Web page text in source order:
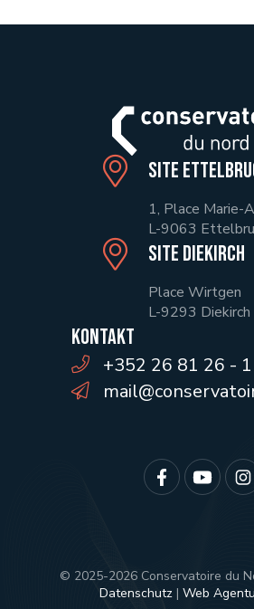
Site
1, Place Marie-
L-9063
Site Diekirch
Place Wirtgen
L-9293 Diekirch
Kontakt
+352 26 81 26 - 1
© 2025-2026 Conservatoire du
Datenschutz| Web